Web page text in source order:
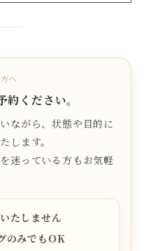
へ
ください。
ながら、状態や目的に
します。
迷っている方もお気軽
たしません
のみでもOK